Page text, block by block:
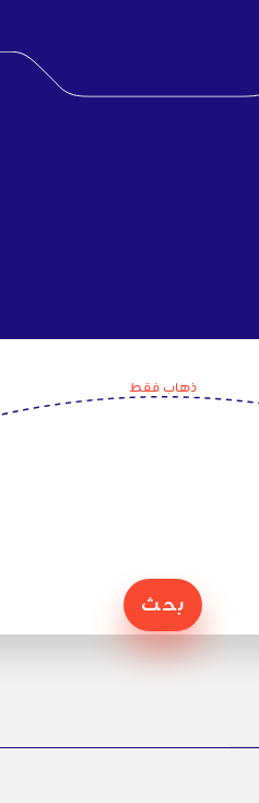
ذهاب فقط
بحث